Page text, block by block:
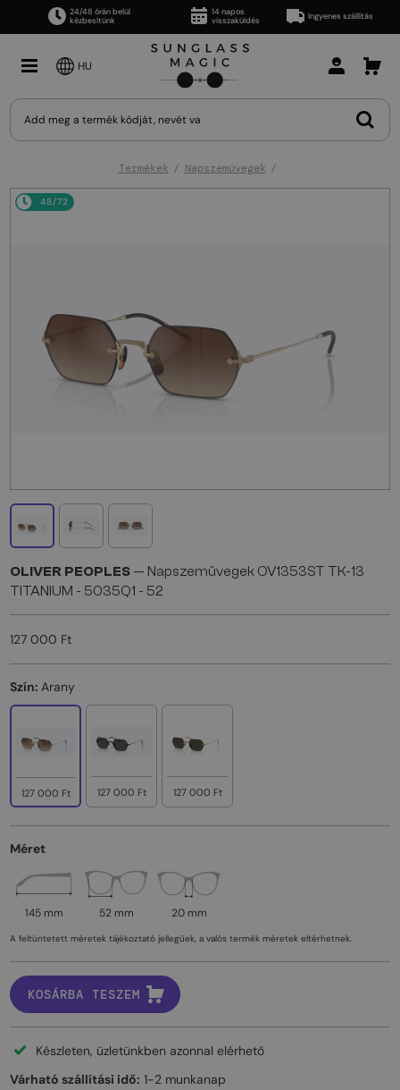
24/48 órán belül
kézbesítünk
14 napos
visszaküldés
Ingyenes szállítás
HU
Termékek Napszemüvegek
48/72
OLIVER PEOPLES — Napszemüvegek OV1353ST TK-13
TITANIUM - 5035Q1 - 52
127 000 Ft
Szín: Arany
127 000 Ft 127 000 Ft 127 000 Ft
Méret
145 mm 52 mm 20 mm
A feltüntetett méretek tájékoztató jellegűek, a valós termék méretek eltérhetnek.
KOSÁRBA TESZEM
Készleten, üzletünkben azonnal elérhető
Várható szállítási idő: 1-2 munkanap